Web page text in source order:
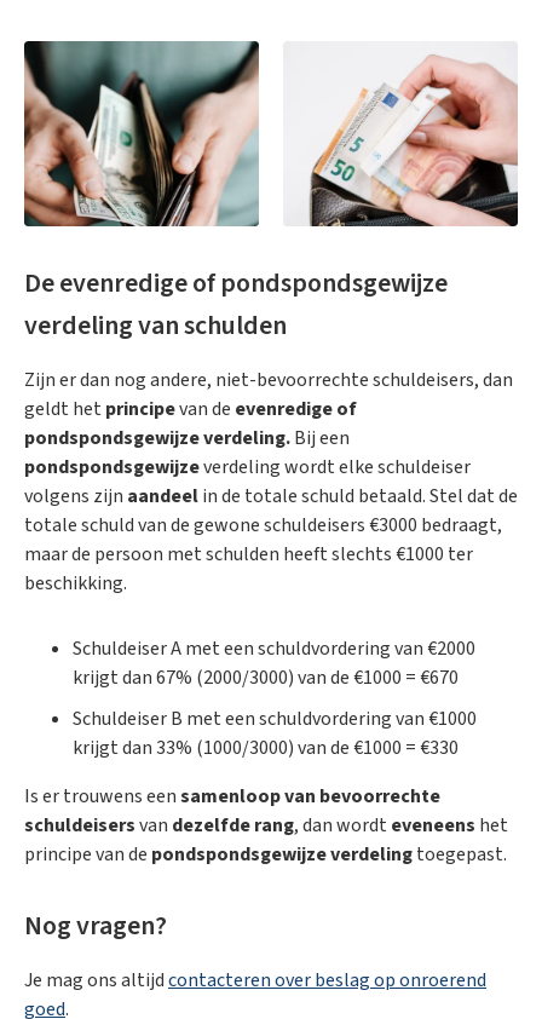
De evenredige of pondspondsgewijze
verdeling van schulden
Zijn er dan nog andere, niet-bevoorrechte schuldeisers, dan
geldt het principevan de evenredige of
pondspondsgewijze verdeling.Bij een
pondspondsgewijzeverdeling wordt elke schuldeiser
volgens zijn aandeelin de totale schuld betaald. Stel dat de
totale schuld van de gewone schuldeisers €3000 bedraagt,
maar de persoon met schulden heeft slechts €1000 ter
beschikking.
Schuldeiser A met een schuldvordering van €2000
krijgt dan 67% (2000/3000) van de €1000 = €670
Schuldeiser B met een schuldvordering van €1000
krijgt dan 33% (1000/3000) van de €1000 = €330
Is er trouwens eensamenloop van bevoorrechte
schuldeisersvan dezelfde rang, dan wordt eveneens het
principe van de pondspondsgewijze verdelingtoegepast.
Nog vragen?
Je mag ons altijdcontacteren over beslag op onroerend
goed.